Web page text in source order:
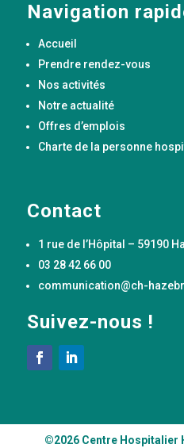
Navigation
Accueil
Prendre rendez-vous
Nos activités
Notre actualité
Offres d’emplois
Charte de la personne
Contact
1 rue de l’Hôpital – 59190
03 28 42 66 00
communication@ch-
Suivez-nous !
©2026 Centre Hospitalier